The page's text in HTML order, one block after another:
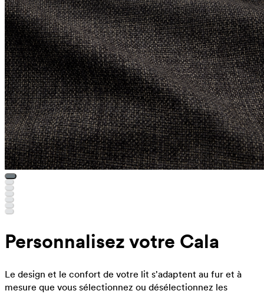
Personnalisez votre Cala
Le design et le confort de votre lit s'adaptent au fur et à
mesure que vous sélectionnez ou désélectionnez les